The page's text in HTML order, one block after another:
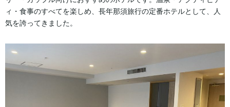
ィ・食事のすべてを楽しめ、長年那須旅行の定番ホテルとして、人
気を誇ってきました。